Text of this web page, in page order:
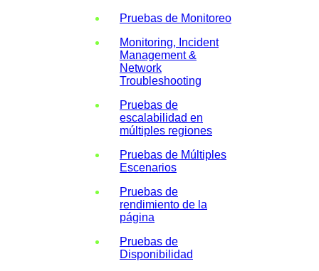
Pruebas de Monitoreo
Monitoring, Incident
Management &
Network
Troubleshooting
Pruebas de
escalabilidad en
múltiples regiones
Pruebas de Múltiples
Escenarios
Pruebas de
rendimiento de la
página
Pruebas de
Disponibilidad